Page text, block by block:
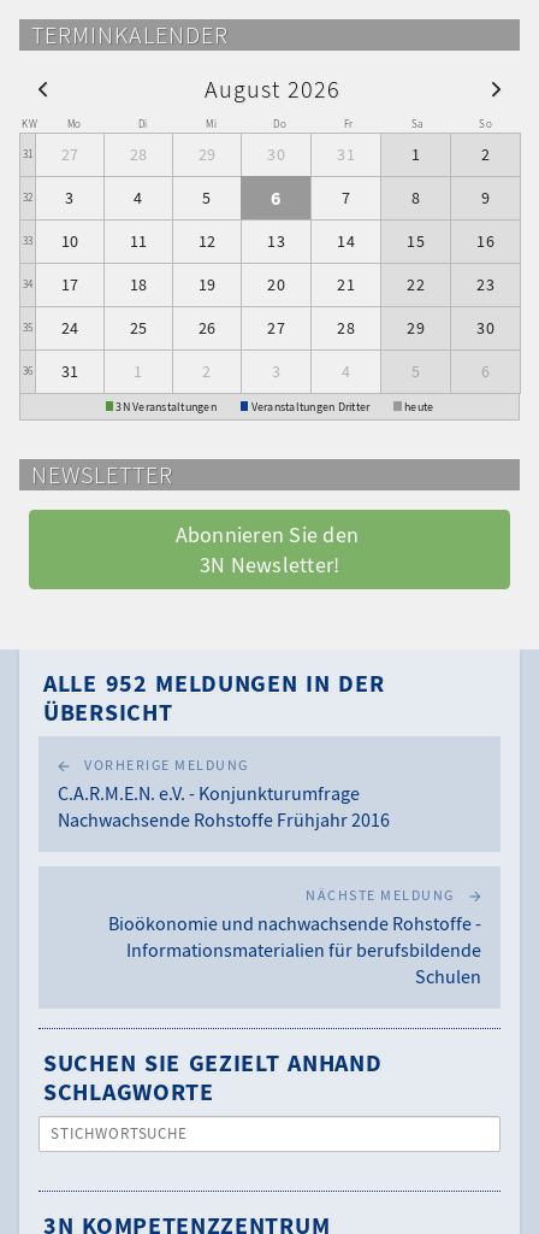
TERMINKALENDER
August 2026
KW Mo Di Mi Do Fr Sa So
31 27 28 29 30 31 1 2
32 3 4 5 6 7 8 9
33 10 11 12 13 14 15 16
34 17 18 19 20 21 22 23
35 24 25 26 27 28 29 30
36 31 1 2 3 4 5 6
3N Veranstaltungen Veranstaltungen Dritter heute
NEWSLETTER
Abonnieren Sie den
3N Newsletter!
ALLE 952 MELDUNGEN IN DER
ÜBERSICHT
VORHERIGE MELDUNG
C.A.R.M.E.N. e.V. - Konjunkturumfrage
Nachwachsende Rohstoffe Frühjahr 2016
NÄCHSTE MELDUNG
Bioökonomie und nachwachsende Rohstoffe -
Informationsmaterialien für berufsbildende
Schulen
SUCHEN SIE GEZIELT ANHAND
SCHLAGWORTE
STICHWORTSUCHE
3N KOMPETENZZENTRUM